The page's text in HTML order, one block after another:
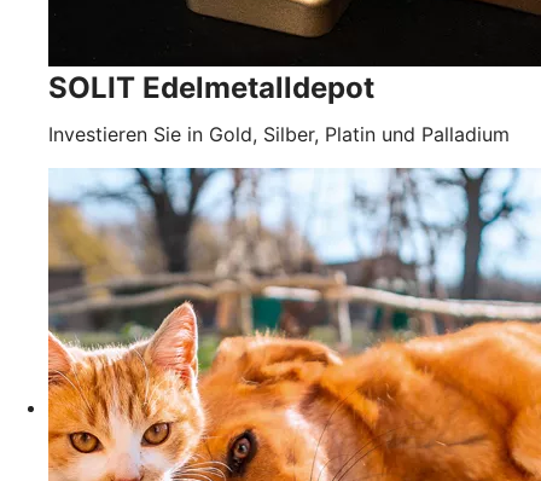
SOLIT Edelmetalldepot
Investieren Sie in Gold, Silber, Platin und Palladium